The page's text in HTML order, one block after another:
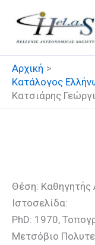
στο
περιεχόμενο
Αρχική
Κατάλογος
Κατσιάρης
Θέση: Καθηγητής
Ιστοσελίδα:
PhD: 1970,
Μετσόβιο